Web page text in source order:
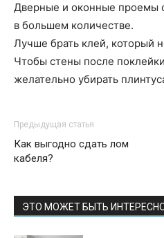
​Дверные и оконные проемы
в большем количестве.
​Лучше брать клей, который
​Чтобы стены после
желательно убирать
Предыдущая статья
Как выгодно сдать лом
кабеля?
ЭТО МОЖЕТ БЫТЬ